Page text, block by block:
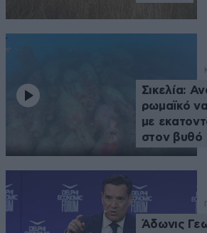
Σικελία:
ρωμαϊκό
με
στον βυθό
Άδωνις